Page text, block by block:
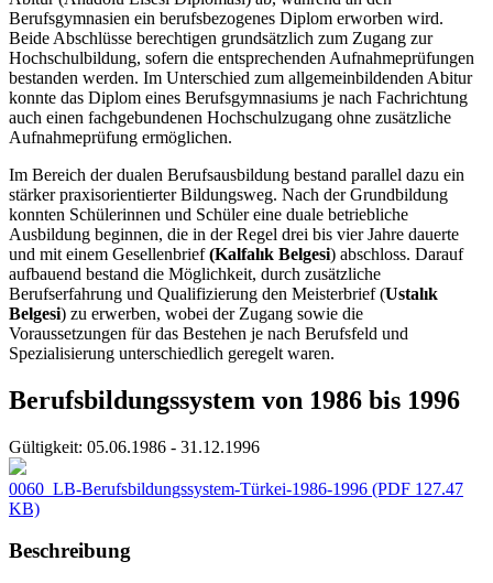
Berufsgymnasien ein berufsbezogenes Diplom erworben wird.
Beide Abschlüsse berechtigen grundsätzlich zum Zugang zur
Hochschulbildung, sofern die entsprechenden Aufnahmeprüfungen
bestanden werden. Im Unterschied zum allgemeinbildenden Abitur
konnte das Diplom eines Berufsgymnasiums je nach Fachrichtung
auch einen fachgebundenen Hochschulzugang ohne zusätzliche
Aufnahmeprüfung ermöglichen.
Im Bereich der dualen Berufsausbildung bestand parallel dazu ein
stärker praxisorientierter Bildungsweg. Nach der Grundbildung
konnten Schülerinnen und Schüler eine duale betriebliche
Ausbildung beginnen, die in der Regel drei bis vier Jahre dauerte
und mit einem Gesellenbrief(Kalfalık Belgesi) abschloss. Darauf
aufbauend bestand die Möglichkeit, durch zusätzliche
Berufserfahrung und Qualifizierung den Meisterbrief (Ustalık
Belgesi) zu erwerben, wobei der Zugang sowie die
Voraussetzungen für das Bestehen je nach Berufsfeld und
Spezialisierung unterschiedlich geregelt waren.
Berufsbildungssystem von 1986 bis 1996
Gültigkeit: 05.06.1986 - 31.12.1996
0060_LB-Berufsbildungssystem-Türkei-1986-1996 (PDF 127.47
KB)
Beschreibung